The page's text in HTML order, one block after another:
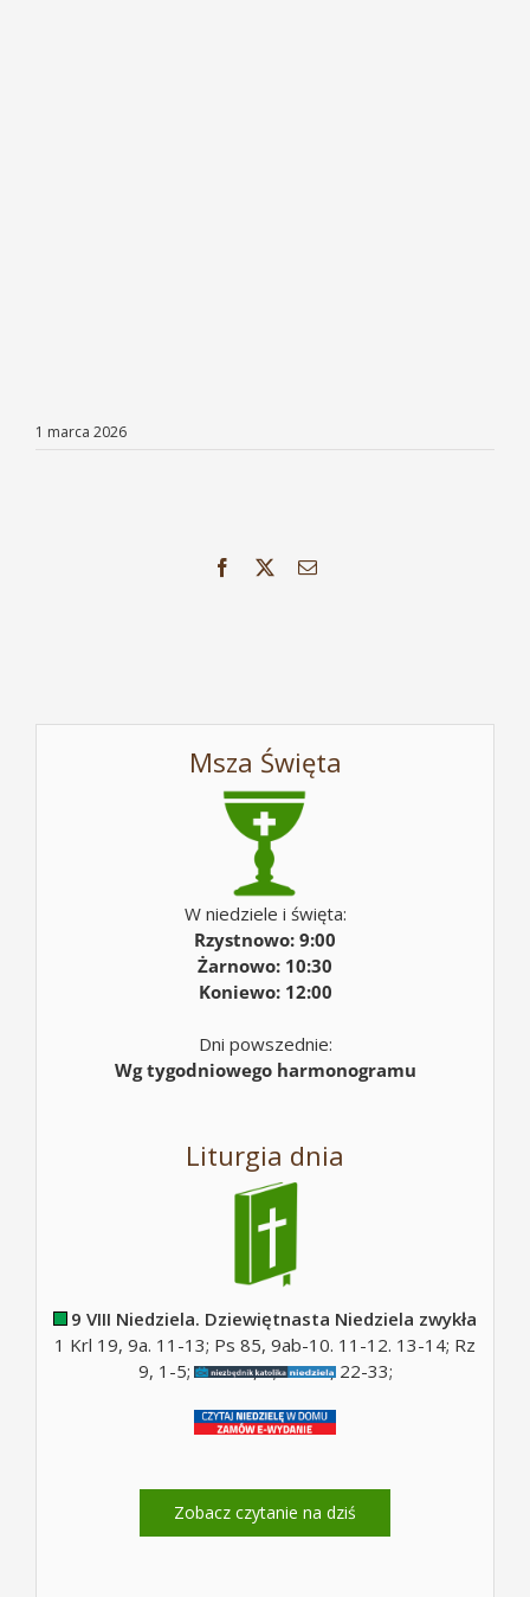
1 marca 2026
Facebook Email
Msza Święta
W niedziele i święta:
Rzystnowo: 9:00
Żarnowo: 10:30
Koniewo: 12:00
Dni powszednie:
Wg tygodniowego harmonogramu
Liturgia dnia
9 VIII Niedziela. Dziewiętnasta Niedziela zwykła
1 Krl 19, 9a. 11-13; Ps 85, 9ab-10. 11-12. 13-14; Rz
9, 1-5; Ps 130, 5; Mt 14, 22-33;
Zobacz czytanie na dziś